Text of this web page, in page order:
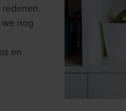
nog
en